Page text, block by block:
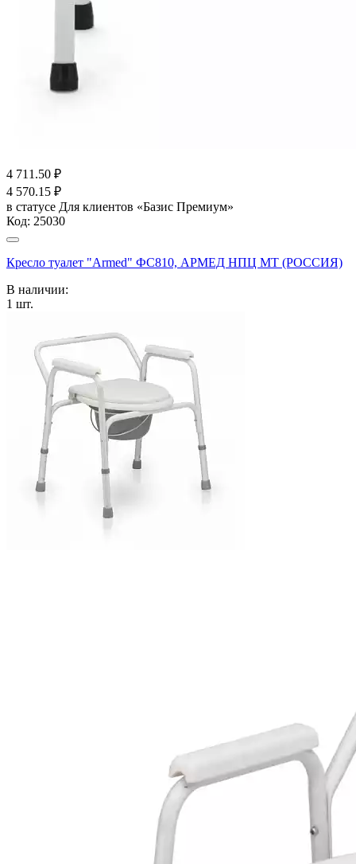
4 711.50 ₽
4 570.15 ₽
в статусе Для клиентов «Базис Премиум»
Код: 25030
Кресло туалет "Armed" ФС810, АРМЕД НПЦ МТ (РОССИЯ)
В наличии:
1 шт.